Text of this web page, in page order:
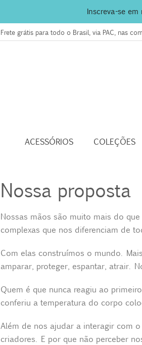
Frete grátis para todo o Brasil, via PAC, nas
ACESSÓRIOS COLEÇÕES
Nossa proposta
Nossas mãos são muito mais do
complexas que nos diferenciam de
Com elas construímos o mundo.
amparar, proteger, espantar, atrair.
Quem é que nunca reagiu ao
conferiu a temperatura do corpo
Além de nos ajudar a interagir com
criadores. E por que não perceber
Inscreva-se